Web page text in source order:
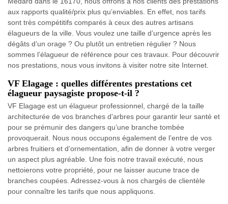
aux rapports qualité/prix plus qu’enviables. En effet, nos tarifs
sont très compétitifs comparés à ceux des autres artisans
élagueurs de la ville. Vous voulez une taille d’urgence après les
dégâts d’un orage ? Ou plutôt un entretien régulier ? Nous
sommes l’élagueur de référence pour ces travaux. Pour découvrir
nos prestations, nous vous invitons à visiter notre site Internet.
VF Elagage : quelles différentes prestations cet
élagueur paysagiste propose-t-il ?
VF Elagage est un élagueur professionnel, chargé de la taille
architecturée de vos branches d’arbres pour garantir leur santé et
pour se prémunir des dangers qu’une branche tombée
provoquerait. Nous nous occupons également de l’entre de vos
arbres fruitiers et d’ornementation, afin de donner à votre verger
un aspect plus agréable. Une fois notre travail exécuté, nous
nettoierons votre propriété, pour ne laisser aucune trace de
branches coupées. Adressez-vous à nos chargés de clientèle
pour connaître les tarifs que nous appliquons.